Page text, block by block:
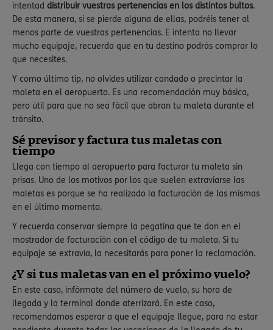
intentad distribuir vuestras pertenencias en los distintos bultos.
De esta manera, si se pierde alguna de ellas, podréis tener al
menos parte de vuestras pertenencias. E intenta no llevar
mucho equipaje, recuerda que en tu destino podrás comprar lo
que necesites.
Y como último tip, no olvides utilizar candado o precintar la
maleta en el aeropuerto. Es una recomendación muy básica,
pero útil para que no sea fácil que abran tu maleta durante el
tránsito.
Sé previsor y factura tus maletas con
tiempo
Llega con tiempo al aeropuerto para facturar tu maleta sin
prisas. Uno de los motivos por los que suelen extraviarse las
maletas es porque se ha realizado la facturación de las mismas
en el último momento.
Y recuerda conservar siempre la pegatina que te dan en el
mostrador de facturación con el código de tu maleta. Si tu
equipaje se extravía, la necesitarás para poner la reclamación.
¿Y si tus maletas van en el próximo vuelo?
En este caso, infórmate del número de vuelo, su hora de
llegada y la terminal donde aterrizará. En este caso,
recomendamos esperar a que el equipaje llegue, para no estar